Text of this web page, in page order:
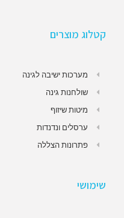
קטלוג מוצרים
מערכות ישיבה לגינה
שולחנות גינה
מיטות שיזוף
ערסלים ונדנדות
פתרונות הצללה
שימושי